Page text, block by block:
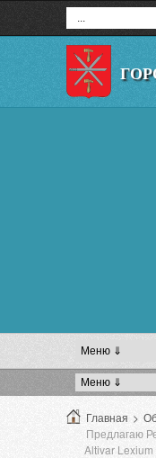
Главная >
Предлагаю
Altivar